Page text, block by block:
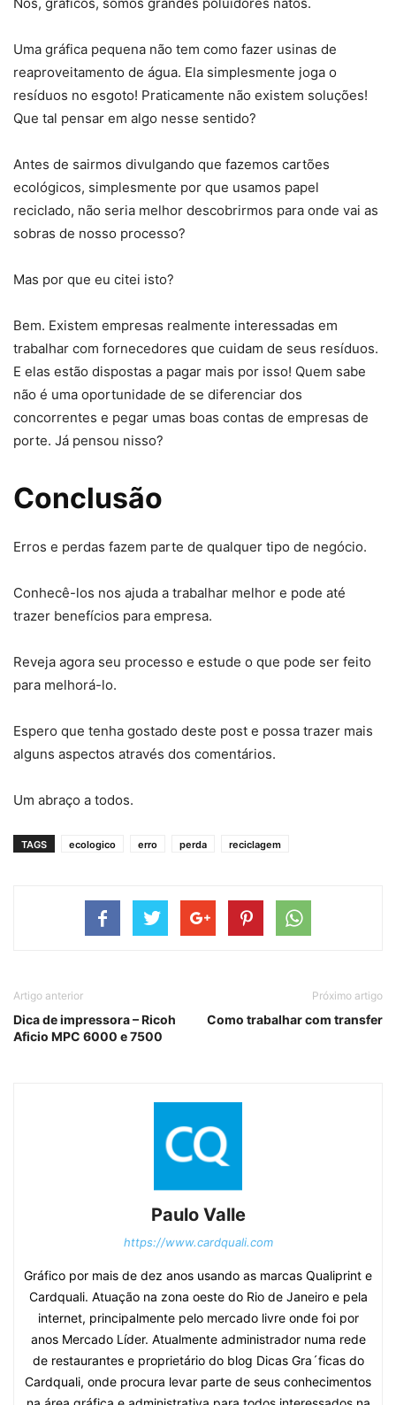
Uma gráfica pequena não tem como fazer usinas de
reaproveitamento de água. Ela simplesmente joga o
resíduos no esgoto! Praticamente não existem soluções!
Que tal pensar em algo nesse sentido?
Antes de sairmos divulgando que fazemos cartões
ecológicos, simplesmente por que usamos papel
reciclado, não seria melhor descobrirmos para onde vai as
sobras de nosso processo?
Mas por que eu citei isto?
Bem. Existem empresas realmente interessadas em
trabalhar com fornecedores que cuidam de seus resíduos.
E elas estão dispostas a pagar mais por isso! Quem sabe
não é uma oportunidade de se diferenciar dos
concorrentes e pegar umas boas contas de empresas de
porte. Já pensou nisso?
Conclusão
Erros e perdas fazem parte de qualquer tipo de negócio.
Conhecê-los nos ajuda a trabalhar melhor e pode até
trazer benefícios para empresa.
Reveja agora seu processo e estude o que pode ser feito
para melhorá-lo.
Espero que tenha gostado deste post e possa trazer mais
alguns aspectos através dos comentários.
Um abraço a todos.
TAGS ecologico erro perda reciclagem
Artigo anterior
Dica de impressora – Ricoh
Aficio MPC 6000 e 7500
Próximo artigo
Como trabalhar com transfer
Paulo Valle
https://www.cardquali.com
Gráfico por mais de dez anos usando as marcas Qualiprint e
Cardquali. Atuação na zona oeste do Rio de Janeiro e pela
internet, principalmente pelo mercado livre onde foi por
anos Mercado Líder. Atualmente administrador numa rede
de restaurantes e proprietário do blog Dicas Gra´ficas do
Cardquali, onde procura levar parte de seus conhecimentos